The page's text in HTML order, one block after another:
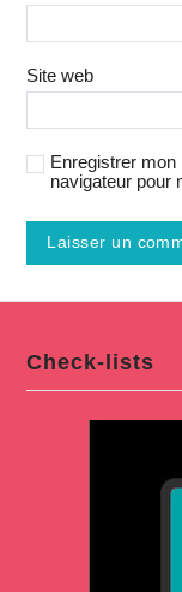
Site web
Enregistrer
navigateur pour
Check-lists